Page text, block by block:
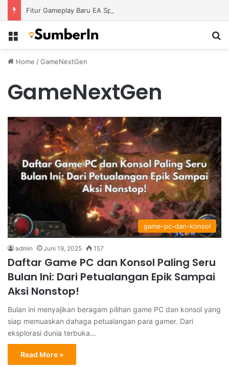
Menu
Home /GameNextGen
GameNextGen
game-pc-dan-konsol
admin Juni 19, 2025 157
Daftar Game PC dan Konsol Paling Seru
Bulan Ini: Dari Petualangan Epik Sampai
Aksi Nonstop!
Bulan ini menyajikan beragam pilihan game PC dan konsol yang
siap memuaskan dahaga petualangan para gamer. Dari
eksplorasi dunia terbuka…
Read More »